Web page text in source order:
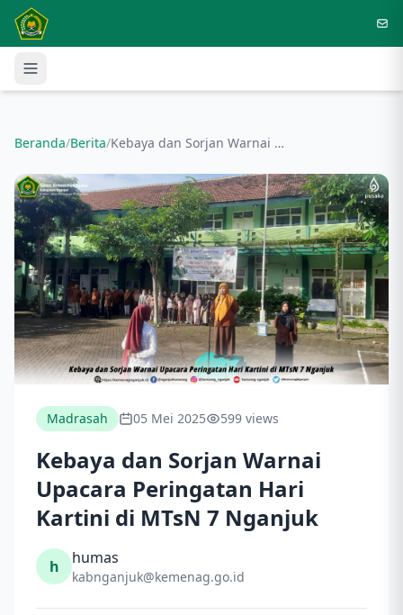
Langsung ke konten utama
Beranda/Berita/ Kebaya dan Sorjan Warnai Upacara Peringatan Hari Kartini di MTsN 7 Nganjuk
Madrasah 05 Mei 2025 599 views
Kebaya dan Sorjan Warnai
Upacara Peringatan Hari
Kartini di MTsN 7 Nganjuk
h humas
kabnganjuk@kemenag.go.id